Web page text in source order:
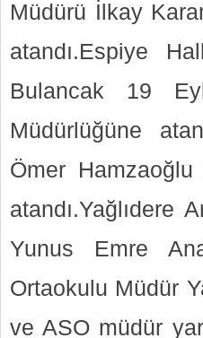
Müdürü İlkay
atandı.Espiye
Bulancak 19
Müdürlüğüne
Ömer
atandı.Yağlıdere
Yunus Emre
Ortaokulu Müdür
ve ASO müdür